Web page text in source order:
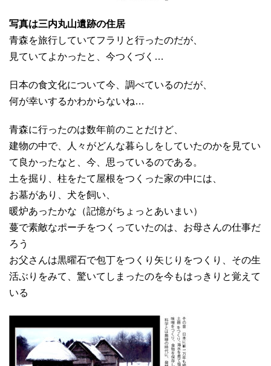
写真は三内丸山遺跡の住居
青森を旅行していてフラリと行ったのだが、
見ていてよかったと、今つくづく…
日本の食文化について今、調べているのだが、
何が幸いするかわからないね…
青森に行ったのは数年前のことだけど、
建物の中で、人々がどんな暮らしをしていたのかを見てい
て良かったなと、今、思っているのである。
土を掘り、柱をたて屋根をつくった家の中には、
お墓があり、犬を飼い、
暖炉あったかな（記憶がちょっとあいまい）
蔓で素敵なポーチをつくっていたのは、お母さんの仕事だ
ろう
お父さんは黒曜石で包丁をつくり矢じりをつくり、その生
活ぶりをみて、驚いてしまったのを今もはっきりと覚えて
いる